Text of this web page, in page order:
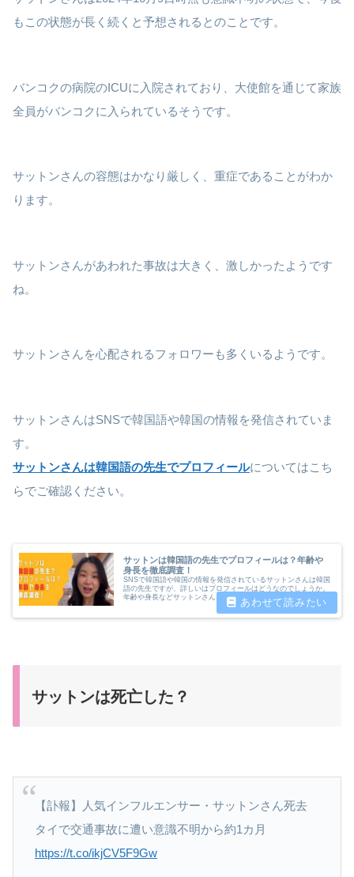
もこの状態が長く続くと予想されるとのことです。
バンコクの病院のICUに入院されており、大使館を通じて家族
全員がバンコクに入られているそうです。
サットンさんの容態はかなり厳しく、重症であることがわか
ります。
サットンさんがあわれた事故は大きく、激しかったようです
ね。
サットンさんを心配されるフォロワーも多くいるようです。
サットンさんはSNSで韓国語や韓国の情報を発信されていま
す。
サットンさんは韓国語の先生でプロフィールについてはこち
らでご確認ください。
サットンは韓国語の先生でプロフィールは？年齢や
身長を徹底調査！
SNSで韓国語や韓国の情報を発信されているサットンさんは韓国
語の先生ですが、詳しいはプロフィールはどうなのでしょうか。
年齢や身長などサットンさんについて徹底調査しました、
サットンは死亡した？
【訃報】人気インフルエンサー・サットンさん死去
タイで交通事故に遭い意識不明から約1カ月
https://t.co/ikjCV5F9Gw